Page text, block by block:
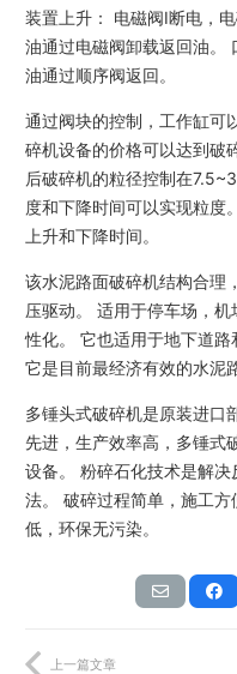
装置上升： 电磁阀I断电，
油通过电磁阀卸载返回油。
油通过顺序阀返回。
通过阀块的控制，工作缸可
碎机设备的价格可以达到破
后破碎机的粒径控制在
度和下降时间可以实现粒度
上升和下降时间。
该水泥路面破碎机结构合理
压驱动。 适用于停车场，
性化。 它也适用于地下道路
它是目前最经济有效的水泥
多锤头式破碎机是原装进口
先进，生产效率高，多锤式
设备。 粉碎石化技术是解
法。 破碎过程简单，施工
低，环保无污染。
上一篇文章